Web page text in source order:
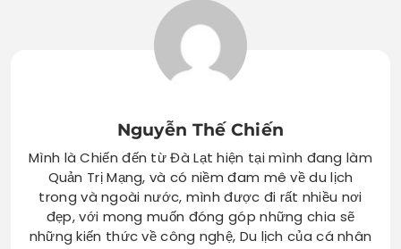
Nguyễn Thế Chiến
Mình là Chiến đến từ Đà Lạt hiện tại mình đang làm
Quản Trị Mạng, và có niềm đam mê về du lịch
trong và ngoài nước, mình được đi rất nhiều nơi
đẹp, với mong muốn đóng góp những chia sẽ
những kiến thức về công nghệ, Du lịch của cá nhân